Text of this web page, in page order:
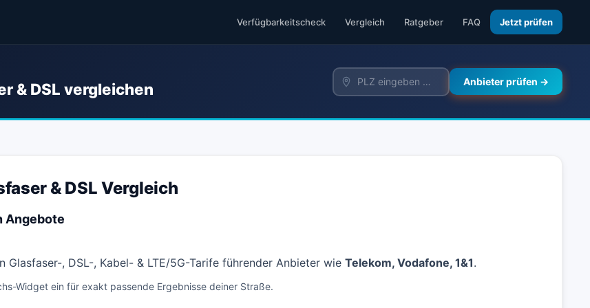
Verfügbarkeitscheck Vergleich Ratgeber FAQ Jetzt prüfen
& DSL vergleichen Anbieter prüfen →
& DSL Vergleich
Angebote
, DSL-, Kabel- & LTE/5G-Tarife führender Anbieter wie Telekom, Vodafone, 1&1.
Widget ein für exakt passende Ergebnisse deiner Straße.